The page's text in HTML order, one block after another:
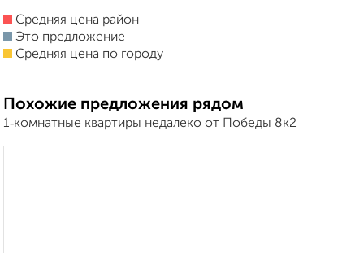
Средняя цена район
Это предложение
Средняя цена по городу
Похожие предложения рядом
1‑комнатные квартиры недалеко от Победы 8к2